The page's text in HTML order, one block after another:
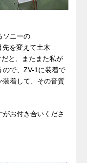
ソニーの
を変えて土木
と、またまた私が
ので、ZV-1に装着で
装着して、その音質
お付き合いくださ